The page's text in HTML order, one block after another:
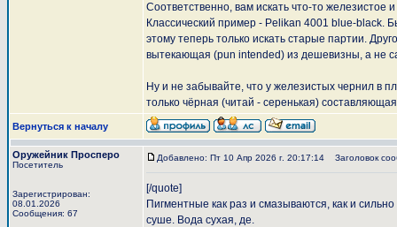
Соответственно, вам искать что-то железистое и
Классический пример - Pelikan 4001 blue-black.
этому теперь только искать старые партии.
вытекающая (pun intended) из дешевизны, а не
Ну и не забывайте, что у железистых чернил в
только чёрная (читай - серенькая)
Вернуться к началу
Оружейник Просперо
Посетитель
Зарегистрирован:
08.01.2026
Сообщения: 67
Добавлено: Пт 10 Апр 2026 г. 20:17:14 Заголовок
[/quote]
Пигментные как раз и смазываются, как и
суше. Вода сухая, де.